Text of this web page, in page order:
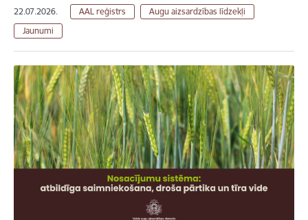
22.07.2026. AAL reģistrs
Augu aizsardzības līdzekļi
Jaunumi